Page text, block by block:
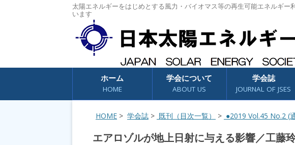
太陽エネルギーをはじめとする風力・バイオマス等の再生可能エネルギ
います
コンテンツへスキップ
ホーム
HOME
学会について
ABOUT US
学会誌
JOURNAL OF JSES
HOME > 学会誌 > 既刊（目次一覧） > ●2019 Vol.45 No.2 (
エアロゾルが地上日射に与える影響／工藤